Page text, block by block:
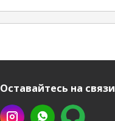
Оставайтесь на связи